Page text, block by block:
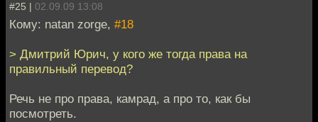
#25 | 02.09.09 13:08
Кому: natan zorge, #18
> Дмитрий Юрич, у кого же тогда права на
правильный перевод?
Речь не про права, камрад, а про то, как бы
посмотреть.